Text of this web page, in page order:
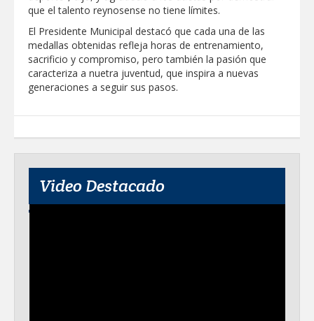
GOBIERNO DE CARMEN LILIA
CANTUROSAS INVIERTE EN
INFRAESTRUCTURA HÍDRICA PARA
GARANTIZAR UN MEJOR SERVICIO DE
AGUA POTABLE
Facilita DIF Tamaulipas trámite de
credencial y placas de circulación para
REFERENTE DE ENERGÍA LIMPIA EN
TAMAULIPAS
Destacó Alcalde Carlos Peña Ortiz
respuesta inmediata de servicios
municipales ante tormenta
que el talento reynosense no tiene límites.
El Presidente Municipal destacó que cada una de las
medallas obtenidas refleja horas de entrenamiento,
sacrificio y compromiso, pero también la pasión que
caracteriza a nuetra juventud, que inspira a nuevas
generaciones a seguir sus pasos.
Video Destacado